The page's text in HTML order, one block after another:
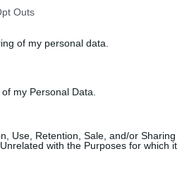
Outs
of my personal data.
my Personal Data.
Use, Retention, Sale, and/or Sharing
with the Purposes for which it